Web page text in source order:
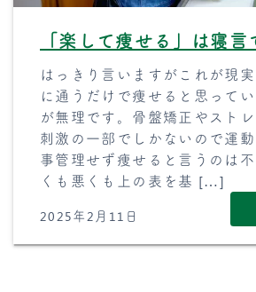
「楽して痩せる」は寝言
はっきり言いますがこれが現
に通うだけで痩せると思って
が無理です。骨盤矯正やスト
刺激の一部でしかないので運
事管理せず痩せると言うのは
くも悪くも上の表を基 […]
2025年2月11日